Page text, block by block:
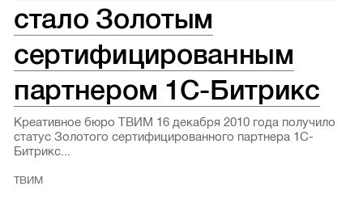
стало Золотым
сертифицированным
партнером 1С-Битрикс
Креативное бюро ТВИМ 16 декабря 2010 года получило
статус Золотого сертифицированного партнера 1С-
Битрикс...
ТВИМ